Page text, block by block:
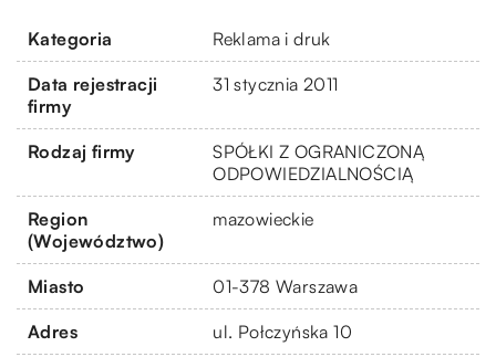
Kategoria Reklama i druk
Data rejestracji
firmy
31 stycznia 2011
Rodzaj firmy
SPÓŁKI Z OGRANICZONĄ
ODPOWIEDZIALNOŚCIĄ
Region
(Województwo)
mazowieckie
Miasto 01-378 Warszawa
Adres ul. Połczyńska 10